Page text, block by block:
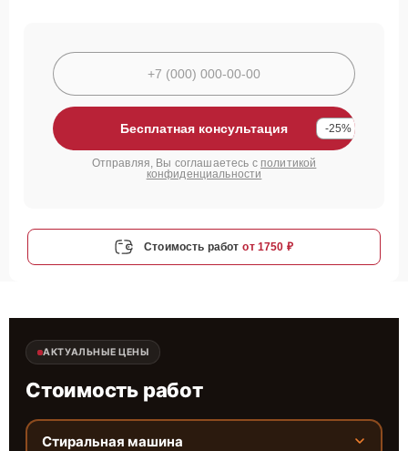
Бесплатная консультация -25%
Отправляя, Вы соглашаетесь с политикой
конфиденциальности
Стоимость работ от 1750 ₽
АКТУАЛЬНЫЕ ЦЕНЫ
Стоимость работ
Стиральная машина